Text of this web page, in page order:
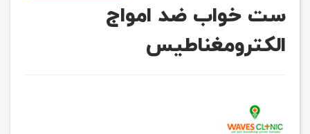
ست خواب ضد امواج
الکترومغناطیس